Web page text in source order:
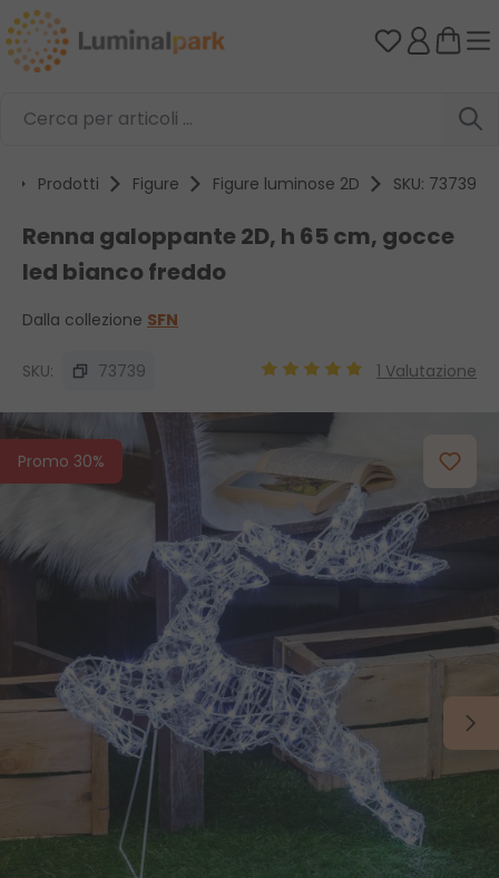
Passa al contenuto principale Hai 0
Prodotti Figure Figure luminose 2D SKU: 73739
Renna galoppante 2D, h 65 cm, gocce
led bianco freddo
Dalla collezione SFN
SKU: 73739 1 Valutazione
Promo 30%
Salta la galleria di immagini